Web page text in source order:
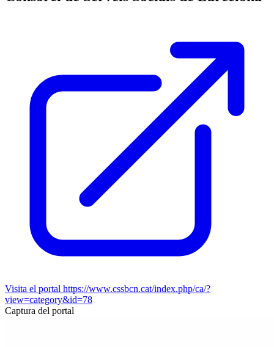
Visita el portal https://www.cssbcn.cat/index.php/ca/?
view=category&id=78
Captura del portal